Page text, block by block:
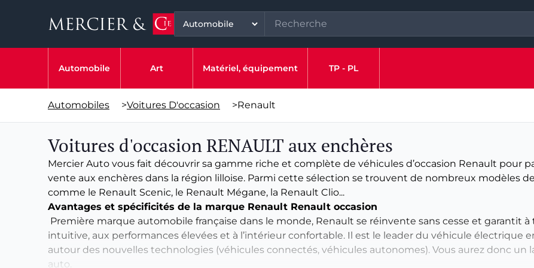
Automobile Art Matériel, équipement TP - PL
Automobiles >Voitures D'occasion >Renault
Voitures d'occasion RENAULT aux enchères
Mercier Auto vous fait découvrir sa gamme riche et complète de véhicules d’occasion Renault pour
vente aux enchères dans la région lilloise. Parmi cette sélection se trouvent de nombreux modèles
comme le Renault Scenic, le Renault Mégane, la Renault Clio...
Avantages et spécificités de la marque Renault Renault occasion
Première marque automobile française dans le monde, Renault se réinvente sans cesse et garantit
intuitive, aux performances élevées et à l’intérieur confortable. Il est le leader du véhicule électrique
autour des nouvelles technologies (véhicules connectés, véhicules autonomes). Vous aurez donc un
auto.